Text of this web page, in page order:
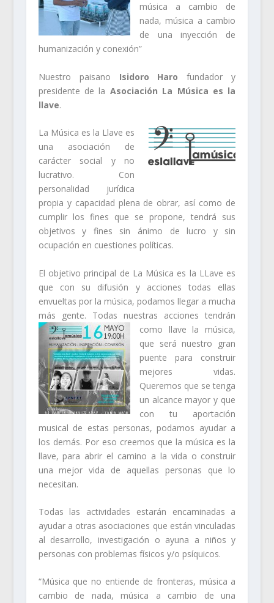
música a cambio de
nada, música a cambio
de una inyección de
humanización y conexión”
Nuestro paisano Isidoro Haro fundador y
presidente de la Asociación La Música es la
llave.
La Música es la Llave es
una asociación de
carácter social y no
lucrativo. Con
personalidad jurídica
propia y capacidad plena de obrar, así como de
cumplir los fines que se propone, tendrá sus
objetivos y fines sin ánimo de lucro y sin
ocupación en cuestiones políticas.
El objetivo principal de La Música es la LLave es
que con su difusión y acciones todas ellas
envueltas por la música, podamos llegar a mucha
más gente. Todas nuestras acciones tendrán
como llave la música,
que será nuestro gran
puente para construir
mejores vidas.
Queremos que se tenga
un alcance mayor y que
con tu aportación
musical de estas personas, podamos ayudar a
los demás. Por eso creemos que la música es la
llave, para abrir el camino a la vida o construir
una mejor vida de aquellas personas que lo
necesitan.
Todas las actividades estarán encaminadas a
ayudar a otras asociaciones que están vinculadas
al desarrollo, investigación o ayuna a niños y
personas con problemas físicos y/o psíquicos.
“Música que no entiende de fronteras, música a
cambio de nada, música a cambio de una